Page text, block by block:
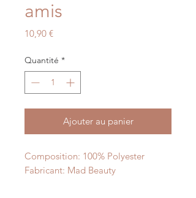
amis
10,90 €Prix
Quantité *
Ajouter au panier
Composition: 100% Polyester
Fabricant: Mad Beauty